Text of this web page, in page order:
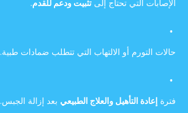
الإصابات التي تحتاج إلى تثبيت ودعم للقدم.
حالات التورم أو الالتهاب التي تتطلب ضمادات طبية.
فترة إعادة التأهيل والعلاج الطبيعي بعد إزالة الجبس.